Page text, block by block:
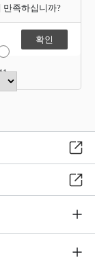
만족하십니까?